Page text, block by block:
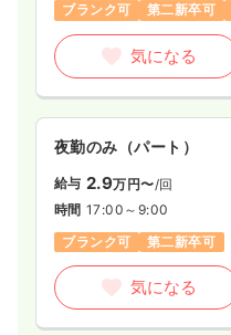
ブランク可
第二新卒可
気になる
夜勤のみ（パート）
給与 2.9万円〜/回
時間 17:00～9:00
ブランク可
第二新卒可
気になる